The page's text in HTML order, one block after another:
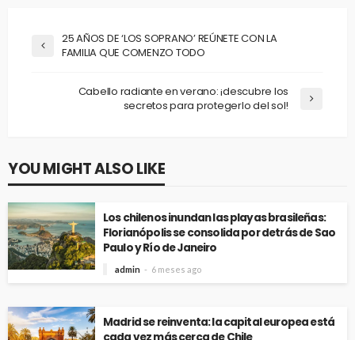
25 AÑOS DE ‘LOS SOPRANO’ REÚNETE CON LA
FAMILIA QUE COMENZO TODO
Cabello radiante en verano: ¡descubre los
secretos para protegerlo del sol!
YOU MIGHT ALSO LIKE
Los chilenos inundan las playas brasileñas:
Florianópolis se consolida por detrás de Sao
Paulo y Río de Janeiro
admin 6 meses ago
Madrid se reinventa: la capital europea está